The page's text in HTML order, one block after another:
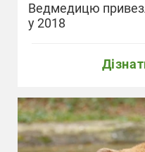
Ведмедицю
у 2018